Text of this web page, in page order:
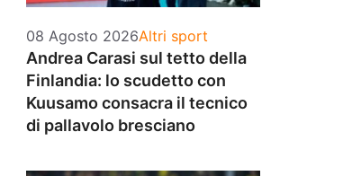
08 Agosto 2026Categorie
Altri sport
Andrea Carasi sul tetto della
Finlandia: lo scudetto con
Kuusamo consacra il tecnico
di pallavolo bresciano